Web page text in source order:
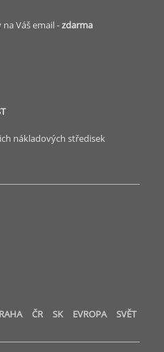
Váš email -zdarma
nákladových středisek
ČR SK EVROPA SVĚT